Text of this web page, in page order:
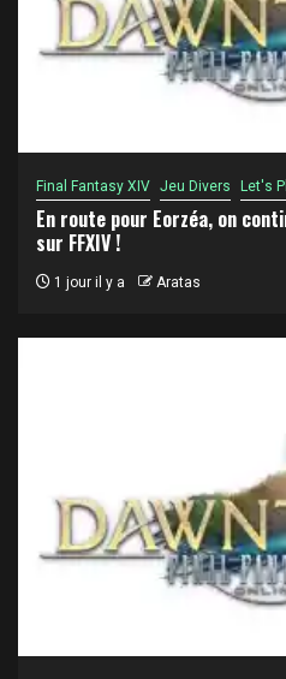
Final Fantasy XIV Jeu Divers Let's
En route pour Eorzéa, on
sur FFXIV !
1 jour il y a Aratas